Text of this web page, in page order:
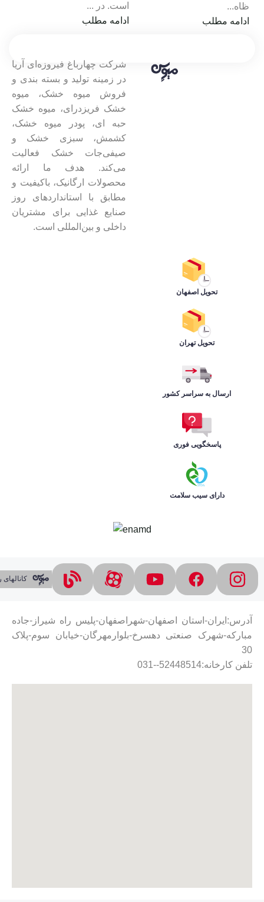
ظاه...
ادامه مطلب
است. در ...
ادامه مطلب
شرکت چهارباغ فیروزه‌ای آریا
در زمینه تولید و بسته بندی و
فروش میوه خشک، میوه
خشک فریزدرای، میوه خشک
حبه ای، پودر میوه خشک،
کشمش، سبزی خشک و
صیفی‌جات خشک فعالیت
می‌کند. هدف ما ارائه
محصولات ارگانیک، باکیفیت و
مطابق با استانداردهای روز
صنایع غذایی برای مشتریان
داخلی و بین‌المللی است.
تحویل اصفهان
تحویل تهران
ارسال به سراسر کشور
پاسخگویی فوری
دارای سیب سلامت
آدرس:ایران-استان اصفهان-شهراصفهان-پلیس راه شیراز-جاده
مبارکه-شهرک صنعتی دهسرخ-بلوارمهرگان-خیابان سوم-پلاک
30
تلفن کارخانه:52448514--031